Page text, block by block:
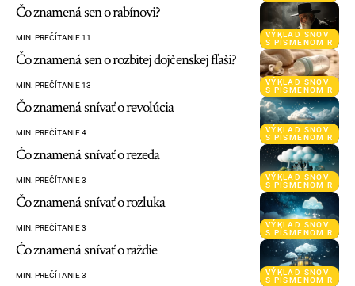
VÝKLAD SNOV
S PÍSMENOM R
Čo znamená sen o rabínovi?
MIN. PREČÍTANIE 11
VÝKLAD SNOV
S PÍSMENOM R
Čo znamená sen o rozbitej dojčenskej fľaši?
MIN. PREČÍTANIE 13
VÝKLAD SNOV
S PÍSMENOM R
Čo znamená snívať o revolúcia
MIN. PREČÍTANIE 4
VÝKLAD SNOV
S PÍSMENOM R
Čo znamená snívať o rezeda
MIN. PREČÍTANIE 3
VÝKLAD SNOV
S PÍSMENOM R
Čo znamená snívať o rozluka
MIN. PREČÍTANIE 3
VÝKLAD SNOV
S PÍSMENOM R
Čo znamená snívať o raždie
MIN. PREČÍTANIE 3